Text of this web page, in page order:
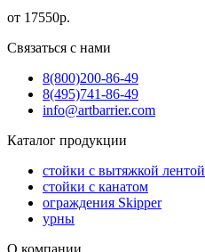
от 17550р.
Связаться с нами
8(800)200-86-49
8(495)741-86-49
info@artbarrier.com
Каталог продукции
стойки с вытяжкой лентой
стойки с канатом
ограждения Skipper
урны
О компании